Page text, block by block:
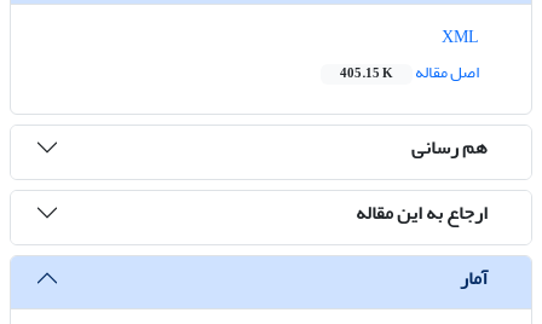
اصل مقاله
405.15 K
هم رسانی
ارجاع به این مقاله
آمار